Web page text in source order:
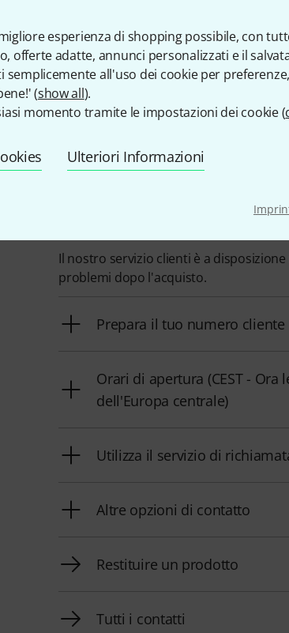
esperienza di shopping possibile, con
offerte adatte, annunci personalizzati e il
semplicemente all'uso dei cookie per preferenze,
(show all).
momento tramite le impostazioni dei cookie (
Ulteriori Informazioni
Tutte le domande
Il nostro servizio clienti è a
problemi dopo l'acquisto.
Prepara il tuo numero cliente
Orari di apertura (CEST - Ora
dell'Europa centrale)
Utilizza il servizio di
Altre opzioni di contatto
Restituire un prodotto
Tutti i contatti